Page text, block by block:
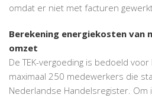
omdat er niet met facturen
Berekening energiekosten van
omzet
De TEK-vergoeding is bedoeld
maximaal 250 medewerkers die
Nederlandse Handelsregister. Om